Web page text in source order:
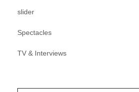
slider
Spectacles
TV & Interviews